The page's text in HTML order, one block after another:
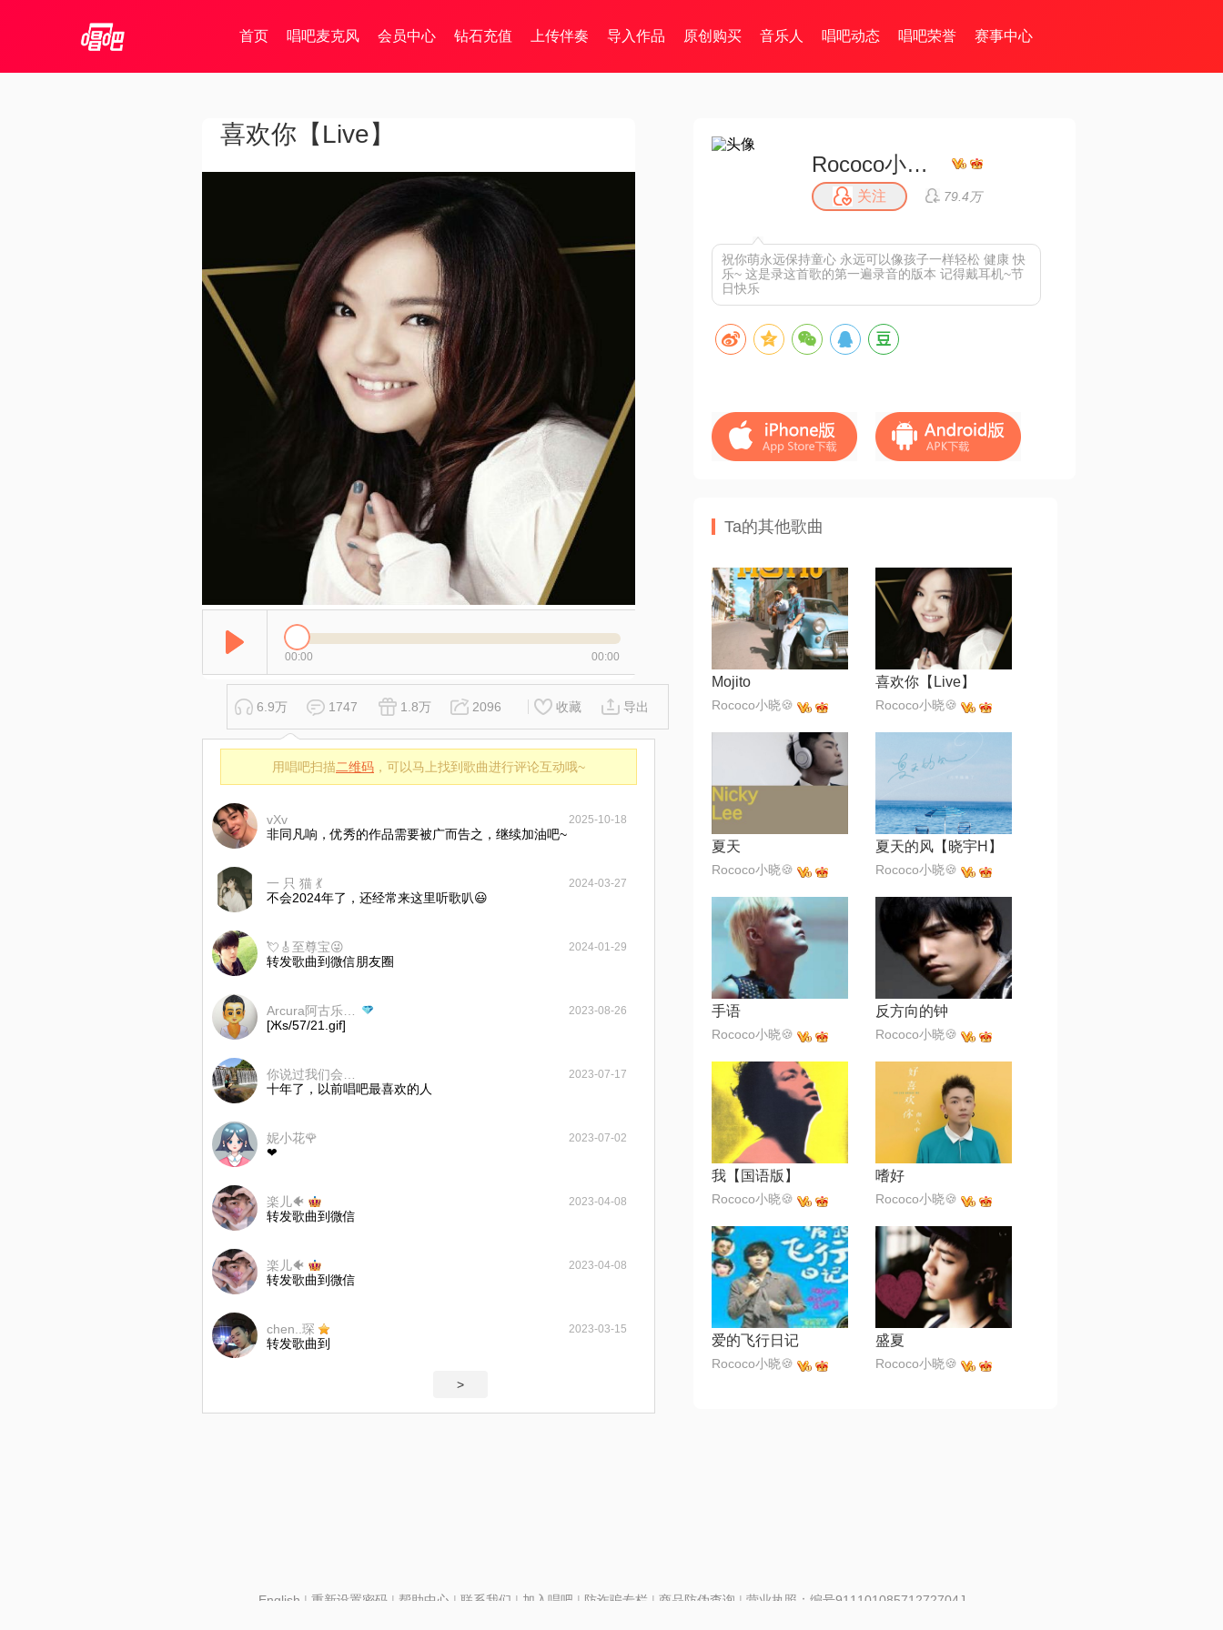
首页 唱吧麦克风 会员中心 钻石充值 上传伴奏 导入作品 原创购买 音乐人 唱吧动态 唱吧荣誉 赛事中心
喜欢你【Live】
00:00 00:00
6.9万 1747 1.8万 2096 收藏 导出
用唱吧扫描二维码 ，可以马上找到歌曲进行评论互动哦~
vXv 2025-10-18
非同凡响，优秀的作品需要被广而告之，继续加油吧~
一 只 猫 💃 2024-03-27
不会2024年了，还经常来这里听歌叭😃
💘🎸至尊宝😜 2024-01-29
转发歌曲到微信朋友圈
2023-08-26
[Жs/57/21.gif]
2023-07-17
十年了，以前唱吧最喜欢的人
妮小花🌹 2023-07-02
❤
楽儿🐠 2023-04-08
转发歌曲到微信
楽儿🐠 2023-04-08
转发歌曲到微信
chen..琛 2023-03-15
转发歌曲到
>
Rococo小晓🍪
关注 79.4万
祝你萌永远保持童心 永远可以像孩子一样轻松 健康 快
乐~ 这是录这首歌的第一遍录音的版本 记得戴耳机~节
日快乐
Ta的其他歌曲
Mojito
Rococo小晓🍪
喜欢你【Live】
Rococo小晓🍪
夏天
Rococo小晓🍪
夏天的风【晓宇H】
Rococo小晓🍪
手语
Rococo小晓🍪
反方向的钟
Rococo小晓🍪
我【国语版】
Rococo小晓🍪
嗜好
Rococo小晓🍪
爱的飞行日记
Rococo小晓🍪
盛夏
Rococo小晓🍪
English | 重新设置密码| 帮助中心 | 联系我们 | 加入唱吧 | 防诈骗专栏 | 商品防伪查询 | 营业执照：编号91110108571272704J